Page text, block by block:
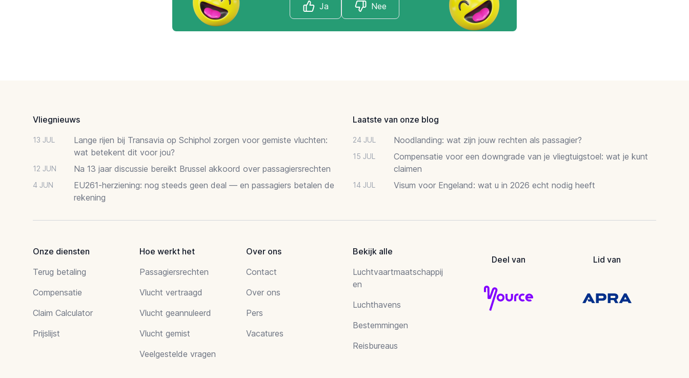
Ja Nee
Vliegnieuws
13 JUL
Lange rijen bij Transavia op Schiphol zorgen voor gemiste vluchten:
wat betekent dit voor jou?
12 JUN Na 13 jaar discussie bereikt Brussel akkoord over passagiersrechten
4 JUN
EU261-herziening: nog steeds geen deal — en passagiers betalen de
rekening
Laatste van onze blog
24 JUL Noodlanding: wat zijn jouw rechten als passagier?
15 JUL
Compensatie voor een downgrade van je vliegtuigstoel: wat je kunt
claimen
14 JUL Visum voor Engeland: wat u in 2026 echt nodig heeft
Onze diensten
Terug betaling
Compensatie
Claim Calculator
Prijslijst
Hoe werkt het
Passagiersrechten
Vlucht vertraagd
Vlucht geannuleerd
Vlucht gemist
Veelgestelde vragen
Over ons
Contact
Over ons
Pers
Vacatures
Bekijk alle
Luchtvaartmaatschappij
en
Luchthavens
Bestemmingen
Reisbureaus
Deel van Lid van